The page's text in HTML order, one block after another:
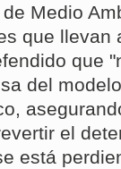
Medio
que llevan
que
del
el
está